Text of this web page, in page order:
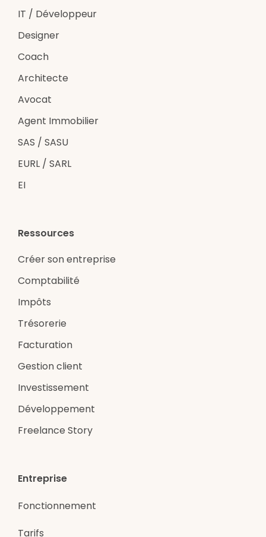
IT / Développeur
Designer
Coach
Architecte
Avocat
Agent Immobilier
SAS / SASU
EURL / SARL
EI
Ressources
Créer son entreprise
Comptabilité
Impôts
Trésorerie
Facturation
Gestion client
Investissement
Développement
Freelance Story
Entreprise
Fonctionnement
Tarifs